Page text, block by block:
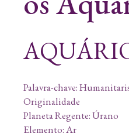
Palavra-chave:
Originalidade
Planeta Regente: Úrano
Elemento: Ar